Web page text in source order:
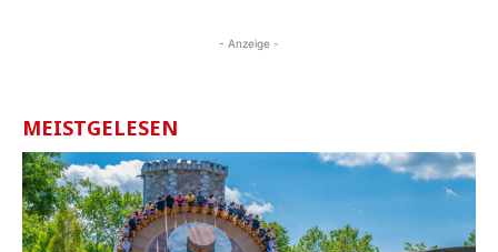
- Anzeige -
MEISTGELESEN